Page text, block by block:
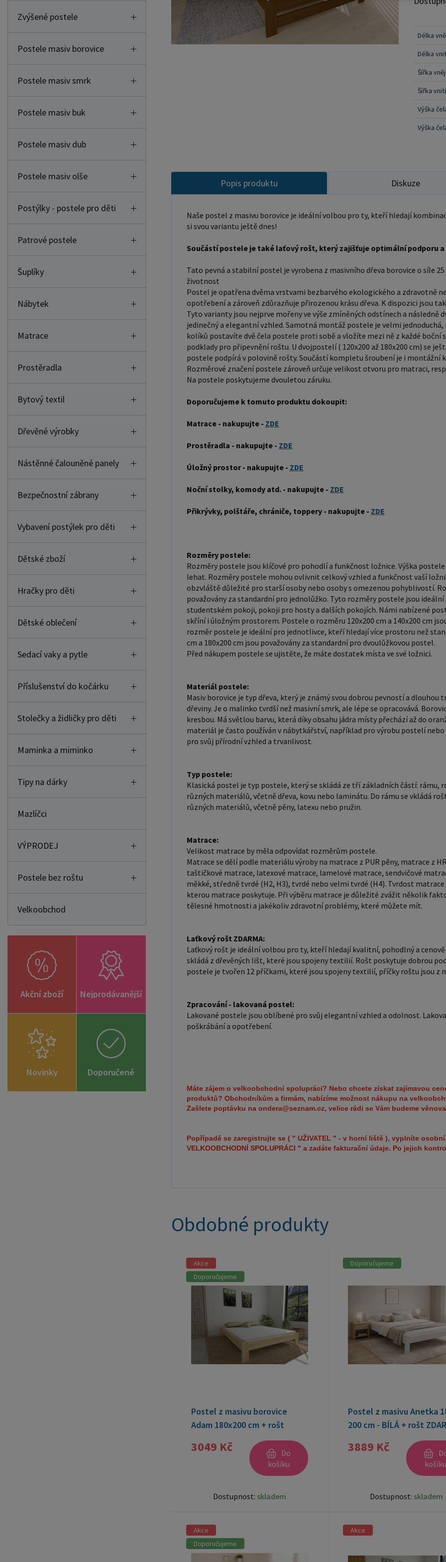
Zvýšené postele
Postele masiv borovice
Postele masiv smrk
Postele masiv buk
Postele masiv dub
Postele masiv olše
Postýlky - postele pro děti
Patrové postele
Šuplíky
Nábytek
Matrace
Prostěradla
Bytový textil
Dřevěné výrobky
Nástěnné čalouněné panely
Bezpečnostní zábrany
Vybavení postýlek pro děti
Dětské zboží
Hračky pro děti
Dětské oblečení
Sedací vaky a pytle
Příslušenství do kočárku
Stolečky a židličky pro děti
Maminka a miminko
Tipy na dárky
Mazlíčci
VÝPRODEJ
Postele bez roštu
Velkoobchod
Akční zboží Nejprodávanější
Novinky
Doporučené
zboží
postele
Prostěradla -
polštáře,
mohli
ovlivnit
nabídce
pro
tvrdší
dřevo
světlou
výrobu
oblíbené
rošt a
latexu nebo pružin.
tělesné
můžete mít. Laťkový rošt ZDARMA:
volbou
Rošt
příčky
jsou cca 11 cm. Zpracování
poškrábání a
horní
ZÁJEM
přístup
Délka
Délka
Šířka
Šířka
Výška
Výška
Popis produktu Diskuze
Naše postel z masivu borovice je ideální volbou pro ty, kteří hledají
si svou variantu ještě dnes!
Součástí postele je také laťový rošt, který zajišťuje optimální podporu
Tato pevná a stabilní postel je vyrobena z masivního dřeva borovice o síle
životnost
Postel je opatřena dvěma vrstvami bezbarvého ekologického a zdravotně
opotřebení a zároveň zdůrazňuje přirozenou krásu dřeva. K dispozici jsou
Tyto varianty jsou nejprve mořeny ve výše zmíněných odstínech a následně
jedinečný a elegantní vzhled. Samotná montáž postele je velmi
kolíků postavíte dvě čela postele proti sobě a vložíte mezi ně z každé
podklady pro připevnění roštu. U dvojpostelí ( 120x200 až 180x200 cm) se
postele podpírá v polovině rošty. Součástí kompletu šroubení je i montážní
Rozměrové značení postele zároveň určuje velikost otvoru pro matraci,
Na postele poskytujeme dvouletou záruku.
Doporučujeme k tomuto produktu dokoupit:
Matrace - nakupujte - ZDE
Prostěradla - nakupujte - ZDE
Úložný prostor - nakupujte - ZDE
Noční stolky, komody atd. - nakupujte - ZDE
Přikrývky, polštáře, chrániče, toppery - nakupujte - ZDE
Rozměry postele:
Rozměry postele jsou klíčové pro pohodlí a funkčnost ložnice. Výška
lehat. Rozměry postele mohou ovlivnit celkový vzhled a funkčnost vaší
obzvláště důležité pro starší osoby nebo osoby s omezenou pohyblivostí.
považovány za standardní pro jednolůžko. Tyto rozměry postele jsou
studentském pokoji, pokoji pro hosty a dalších pokojích. Námi nabízené
skříní i úložným prostorem. Postele o rozměru 120x200 cm a 140x200 cm
rozměr postele je ideální pro jednotlivce, kteří hledají více prostoru než
cm a 180x200 cm jsou považovány za standardní pro dvoulůžkovou postel.
Před nákupem postele se ujistěte, že máte dostatek místa ve své ložnici.
Materiál postele:
Masiv borovice je typ dřeva, který je známý svou dobrou pevností a dlouhou
dřeviny. Je o malinko tvrdší než masivní smrk, ale lépe se opracovává.
kresbou. Má světlou barvu, která díky obsahu jádra místy přechází až do
materiál je často používán v nábytkářství, například pro výrobu postelí
pro svůj přírodní vzhled a trvanlivost.
Typ postele:
Klasická postel je typ postele, který se skládá ze tří základních částí: rámu,
různých materiálů, včetně dřeva, kovu nebo laminátu. Do rámu se vkládá
různých materiálů, včetně pěny, latexu nebo pružin.
Matrace:
Velikost matrace by měla odpovídat rozměrům postele.
Matrace se dělí podle materiálu výroby na matrace z PUR pěny, matrace z
taštičkové matrace, latexové matrace, lamelové matrace, sendvičové
měkké, středně tvrdé (H2, H3), tvrdé nebo velmi tvrdé (H4). Tvrdost
kterou matrace poskytuje. Při výběru matrace je důležité zvážit několik
tělesné hmotnosti a jakékoliv zdravotní problémy, které můžete mít.
Laťkový rošt ZDARMA:
Laťkový rošt je ideální volbou pro ty, kteří hledají kvalitní, pohodlný a
skládá z dřevěných lišt, které jsou spojeny textilií. Rošt poskytuje dobrou
postele je tvořen 12 příčkami, které jsou spojeny textilií, příčky roštu jsou z
Zpracování - lakovaná postel:
Lakované postele jsou oblíbené pro svůj elegantní vzhled a odolnost.
poškrábání a opotřebení.
Máte zájem o velkoobchodní spolupráci? Nebo chcete získat zajímavou
produktů? Obchodníkům a firmám, nabízíme možnost nákupu na
Zašlete poptávku na ondera@seznam.cz, velice rádi se Vám budeme
Popřípadě se zaregistrujte se ( " UŽIVATEL " - v horní liště ), vyplníte
VELKOOBCHODNÍ SPOLUPRÁCI " a zadáte fakturační údaje. Po jejich
Obdobné produkty
Akce
Doporučujeme
Postel z masivu borovice
Adam 180x200 cm + rošt
3049 Kč
Do
košíku
Dostupnost: skladem
Doporučujeme
Postel z masivu Anetka
200 cm - BÍLÁ + rošt
3889 Kč
košíku
Dostupnost: skladem
Akce
Doporučujeme
Akce